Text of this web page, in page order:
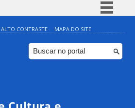
Simplifique!
Comunica BR
Participe
ALTO CONTRASTE MAPA DO SITE